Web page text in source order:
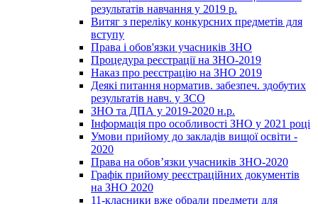
результатів навчання у 2019 р.
Витяг з переліку конкурсних предметів для
вступу
Права і обов'язки учасників ЗНО
Процедура реєстрації на ЗНО-2019
Наказ про реєстрацію на ЗНО 2019
Деякі питання норматив. забезпеч. здобутих
результатів навч. у ЗСО
ЗНО та ДПА у 2019-2020 н.р.
Інформація про особливості ЗНО у 2021 році
Умови прийому до закладів вищої освіти -
2020
Права на обов’язки учасників ЗНО-2020
Графік прийому реєстраційних документів
на ЗНО 2020
11-класники вже обрали предмети для